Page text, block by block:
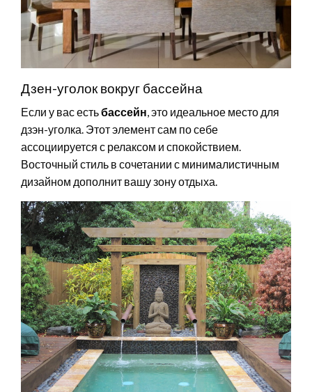
Дзен-уголок вокруг бассейна
Если у вас естьбассейн , это идеальное место для
дзэн-уголка. Этот элемент сам по себе
ассоциируется с релаксом и спокойствием.
Восточный стиль в сочетании с минималистичным
дизайном дополнит вашу зону отдыха.